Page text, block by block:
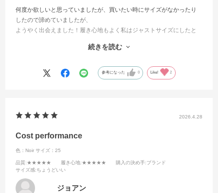
何度か欲しいと思っていましたが、買いたい時にサイズがなかったり
したので諦めていましたが、
ようやく出会えました！履き心地もよく私はジャストサイズにしたと
スニーカータイプも気になってるので、色んな靴を買ってみたいで
続きを読む
参考になった 0 Like! 2
2026.4.28
Cost performance
色：Noir サイズ：25
品質:★★★★★ 履き心地:★★★★★ 購入の決め手:ブランド
サイズ感:ちょうどいい
ジョアン